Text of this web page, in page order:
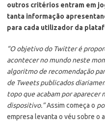
outros critérios entram em
tanta informação
para cada utilizador da
“O objetivo do Twitter é
acontecer no mundo neste
algoritmo de recomendação
de Tweets publicados
topo que acabam por aparecer
dispositivo.”Assim começa o
empresa levanta o véu sobre o